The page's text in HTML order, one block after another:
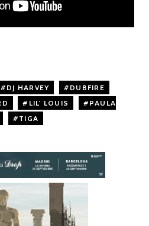
DJ HARVEY DUBFIRE
LIL' LOUIS
PAULA
TIGA